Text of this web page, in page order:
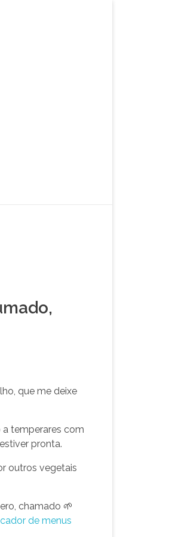
que me deixe
a temperares com
pronta.
outros vegetais
chamado 🌱
de menus